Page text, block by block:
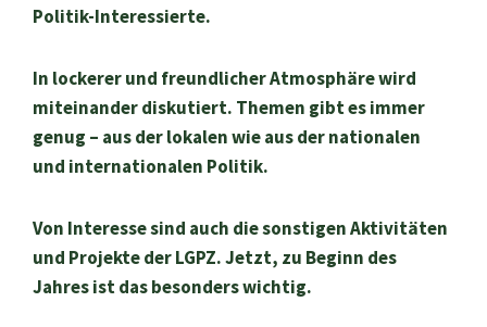
Politik-Interessierte.
In lockerer und freundlicher Atmosphäre wird
miteinander diskutiert. Themen gibt es immer
genug – aus der lokalen wie aus der nationalen
und internationalen Politik.
Von Interesse sind auch die sonstigen Aktivitäten
und Projekte der LGPZ. Jetzt, zu Beginn des
Jahres ist das besonders wichtig.